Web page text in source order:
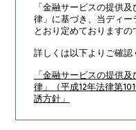
「金融サービスの提供
律」に基づき、 当ディー
とおり定めておりますの
詳しくは以下よりご確認
「金融サービスの提供
律」（平成12年法律第
誘方針」